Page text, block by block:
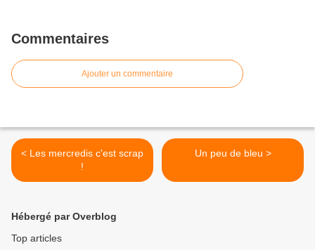
Commentaires
Ajouter un commentaire
< Les mercredis c'est scrap
!
Un peu de bleu >
Hébergé par Overblog
Top articles